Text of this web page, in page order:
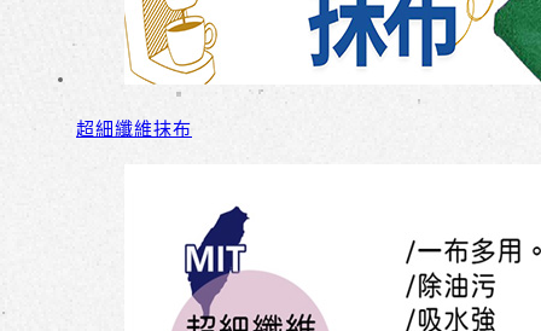
超細纖維抹布